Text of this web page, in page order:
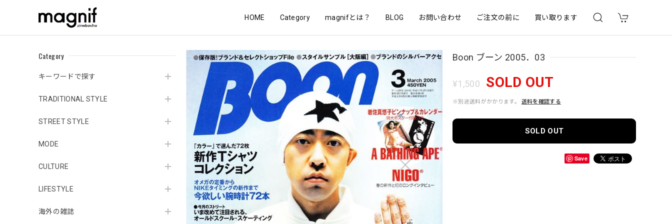
HOME Category magnifとは？ BLOG お問い合わせ ご注文の前に 買い取ります
Category
キーワードで探す
TRADITIONAL STYLE
STREET STYLE
MODE
CULTURE
LIFESTYLE
海外の雑誌
Boon ブーン 2005．03
¥1,500 SOLD OUT
※別途送料がかかります。 送料を確認する
SOLD OUT
Save